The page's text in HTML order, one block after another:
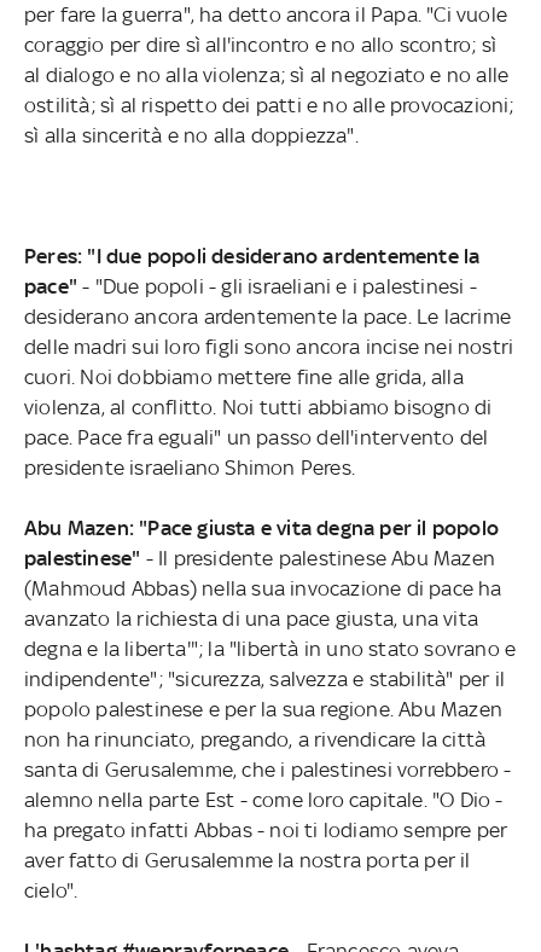
per fare la guerra", ha detto ancora il Papa. "Ci vuole
coraggio per dire sì all'incontro e no allo scontro; sì
al dialogo e no alla violenza; sì al negoziato e no alle
ostilità; sì al rispetto dei patti e no alle provocazioni;
sì alla sincerità e no alla doppiezza".
Peres: "I due popoli desiderano ardentemente la
pace"- "Due popoli - gli israeliani e i palestinesi -
desiderano ancora ardentemente la pace. Le lacrime
delle madri sui loro figli sono ancora incise nei nostri
cuori. Noi dobbiamo mettere fine alle grida, alla
violenza, al conflitto. Noi tutti abbiamo bisogno di
pace. Pace fra eguali" un passo dell'intervento del
presidente israeliano Shimon Peres.
Abu Mazen: "Pace giusta e vita degna per il popolo
palestinese" - Il presidente palestinese Abu Mazen
(Mahmoud Abbas) nella sua invocazione di pace ha
avanzato la richiesta di una pace giusta, una vita
degna e la liberta'"; la "libertà in uno stato sovrano e
indipendente"; "sicurezza, salvezza e stabilità" per il
popolo palestinese e per la sua regione. Abu Mazen
non ha rinunciato, pregando, a rivendicare la città
santa di Gerusalemme, che i palestinesi vorrebbero -
alemno nella parte Est - come loro capitale. "O Dio -
ha pregato infatti Abbas - noi ti lodiamo sempre per
aver fatto di Gerusalemme la nostra porta per il
cielo".